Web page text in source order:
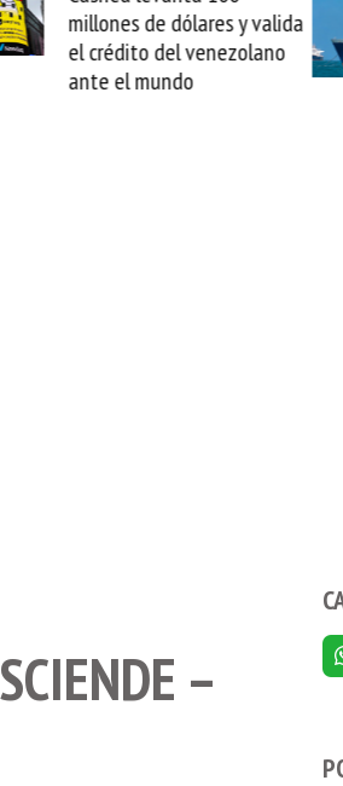
millones de dólares y valida
el crédito del venezolano
ante el mundo
–